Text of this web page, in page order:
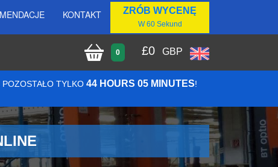
KONTAKT ZRÓB WYCENĘ
W 60 Sekund
0 £0 GBP
TYLKO 44 HOURS 05 MINUTES!